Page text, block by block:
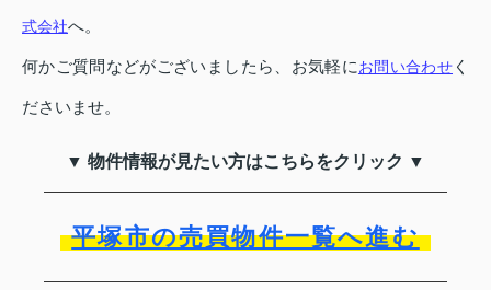
式会社へ。
何かご質問などがございましたら、お気軽にお問い合わせ く
ださいませ。
▼ 物件情報が見たい方はこちらをクリック ▼
平塚市の売買物件一覧へ進む